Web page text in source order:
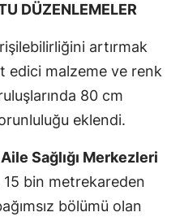
DÜZENLEMELER
artırmak
edici malzeme ve renk
80 cm
eklendi.
Sağlığı Merkezleri
bin metrekareden
bölümü olan